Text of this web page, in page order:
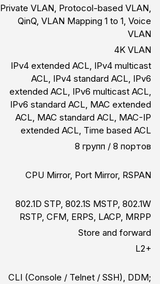
Private VLAN, Protocol-based VLAN,
QinQ, VLAN Mapping 1 to 1, Voice
VLAN
4K VLAN
IPv4 extended ACL, IPv4 multicast
ACL, IPv4 standard ACL, IPv6
extended ACL, IPv6 multicast ACL,
IPv6 standard ACL, MAC extended
ACL, MAC standard ACL, MAC-IP
extended ACL, Time based ACL
8 групп / 8 портов
CPU Mirror, Port Mirror, RSPAN
802.1D STP, 802.1S MSTP, 802.1W
RSTP, CFM, ERPS, LACP, MRPP
Store and forward
L2+
CLI (Console / Telnet / SSH), DDM;